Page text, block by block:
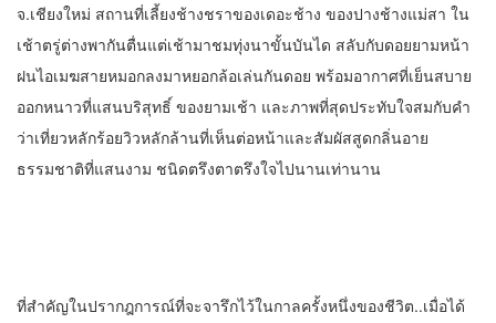
จ.เชียงใหม่ สถานที่เลี้ยงช้างชราของเดอะช้าง ของปางช้างแม่สา ใน
เช้าตรู่ต่างพากันตื่นแต่เช้ามาชมทุ่งนาขั้นบันได สลับกับดอยยามหน้า
ฝนไอเมฆสายหมอกลงมาหยอกล้อเล่นกันดอย พร้อมอากาศที่เย็นสบาย
ออกหนาวที่แสนบริสุทธิ์ ของยามเช้า และภาพที่สุดประทับใจสมกับคำ
ว่าเที่ยวหลักร้อยวิวหลักล้านที่เห็นต่อหน้าและสัมผัสสูดกลิ่นอาย
ธรรมชาติที่แสนงาม ชนิดตรึงตาตรึงใจไปนานเท่านาน
ที่สำคัญในปรากฎการณ์ที่จะจารึกไว้ในกาลครั้งหนึ่งของชีวิต..เมื่อได้